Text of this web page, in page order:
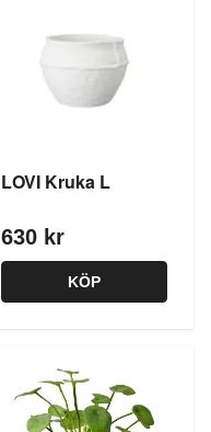
LOVI Kruka L
630 kr
KÖP